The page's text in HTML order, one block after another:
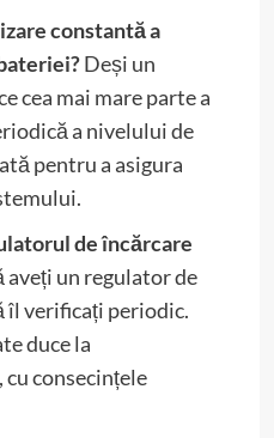
constantă a
Deși un
cea mai mare parte a
a nivelului de
pentru a asigura
de încărcare
aveți un regulator de
îl verificați periodic.
duce la
consecințele